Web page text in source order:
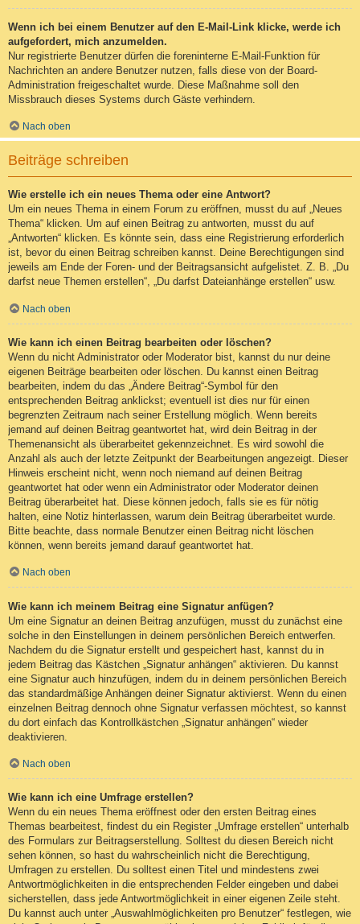
Wenn ich bei einem Benutzer auf den E-Mail-Link klicke, werde ich
aufgefordert, mich anzumelden.
Nur registrierte Benutzer dürfen die foreninterne E-Mail-Funktion für
Nachrichten an andere Benutzer nutzen, falls diese von der Board-
Administration freigeschaltet wurde. Diese Maßnahme soll den
Missbrauch dieses Systems durch Gäste verhindern.
Nach oben
Beiträge schreiben
Wie erstelle ich ein neues Thema oder eine Antwort?
Um ein neues Thema in einem Forum zu eröffnen, musst du auf „Neues
Thema“ klicken. Um auf einen Beitrag zu antworten, musst du auf
„Antworten“ klicken. Es könnte sein, dass eine Registrierung erforderlich
ist, bevor du einen Beitrag schreiben kannst. Deine Berechtigungen sind
jeweils am Ende der Foren- und der Beitragsansicht aufgelistet. Z. B. „Du
darfst neue Themen erstellen“, „Du darfst Dateianhänge erstellen“ usw.
Nach oben
Wie kann ich einen Beitrag bearbeiten oder löschen?
Wenn du nicht Administrator oder Moderator bist, kannst du nur deine
eigenen Beiträge bearbeiten oder löschen. Du kannst einen Beitrag
bearbeiten, indem du das „Ändere Beitrag“-Symbol für den
entsprechenden Beitrag anklickst; eventuell ist dies nur für einen
begrenzten Zeitraum nach seiner Erstellung möglich. Wenn bereits
jemand auf deinen Beitrag geantwortet hat, wird dein Beitrag in der
Themenansicht als überarbeitet gekennzeichnet. Es wird sowohl die
Anzahl als auch der letzte Zeitpunkt der Bearbeitungen angezeigt. Dieser
Hinweis erscheint nicht, wenn noch niemand auf deinen Beitrag
geantwortet hat oder wenn ein Administrator oder Moderator deinen
Beitrag überarbeitet hat. Diese können jedoch, falls sie es für nötig
halten, eine Notiz hinterlassen, warum dein Beitrag überarbeitet wurde.
Bitte beachte, dass normale Benutzer einen Beitrag nicht löschen
können, wenn bereits jemand darauf geantwortet hat.
Nach oben
Wie kann ich meinem Beitrag eine Signatur anfügen?
Um eine Signatur an deinen Beitrag anzufügen, musst du zunächst eine
solche in den Einstellungen in deinem persönlichen Bereich entwerfen.
Nachdem du die Signatur erstellt und gespeichert hast, kannst du in
jedem Beitrag das Kästchen „Signatur anhängen“ aktivieren. Du kannst
eine Signatur auch hinzufügen, indem du in deinem persönlichen Bereich
das standardmäßige Anhängen deiner Signatur aktivierst. Wenn du einen
einzelnen Beitrag dennoch ohne Signatur verfassen möchtest, so kannst
du dort einfach das Kontrollkästchen „Signatur anhängen“ wieder
deaktivieren.
Nach oben
Wie kann ich eine Umfrage erstellen?
Wenn du ein neues Thema eröffnest oder den ersten Beitrag eines
Themas bearbeitest, findest du ein Register „Umfrage erstellen“ unterhalb
des Formulars zur Beitragserstellung. Solltest du diesen Bereich nicht
sehen können, so hast du wahrscheinlich nicht die Berechtigung,
Umfragen zu erstellen. Du solltest einen Titel und mindestens zwei
Antwortmöglichkeiten in die entsprechenden Felder eingeben und dabei
sicherstellen, dass jede Antwortmöglichkeit in einer eigenen Zeile steht.
Du kannst auch unter „Auswahlmöglichkeiten pro Benutzer“ festlegen, wie